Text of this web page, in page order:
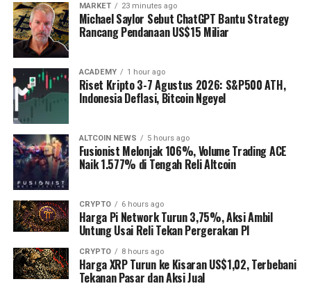
MARKET 23 minutes ago
Michael Saylor Sebut ChatGPT Bantu Strategy
Rancang Pendanaan US$15 Miliar
ACADEMY 1 hour ago
Riset Kripto 3-7 Agustus 2026: S&P500 ATH,
Indonesia Deflasi, Bitcoin Ngeyel
ALTCOIN NEWS 5 hours ago
Fusionist Melonjak 106%, Volume Trading ACE
Naik 1.577% di Tengah Reli Altcoin
CRYPTO 6 hours ago
Harga Pi Network Turun 3,75%, Aksi Ambil
Untung Usai Reli Tekan Pergerakan PI
CRYPTO 8 hours ago
Harga XRP Turun ke Kisaran US$1,02, Terbebani
Tekanan Pasar dan Aksi Jual